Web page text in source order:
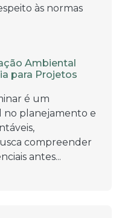
às normas
Ambiental
para Projetos
é um
planejamento e
compreender
antes...